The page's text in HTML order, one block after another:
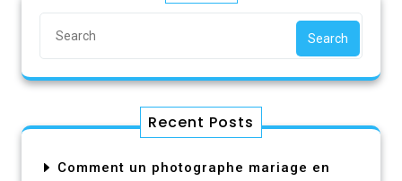
Search
Recent Posts
Comment un photographe mariage en